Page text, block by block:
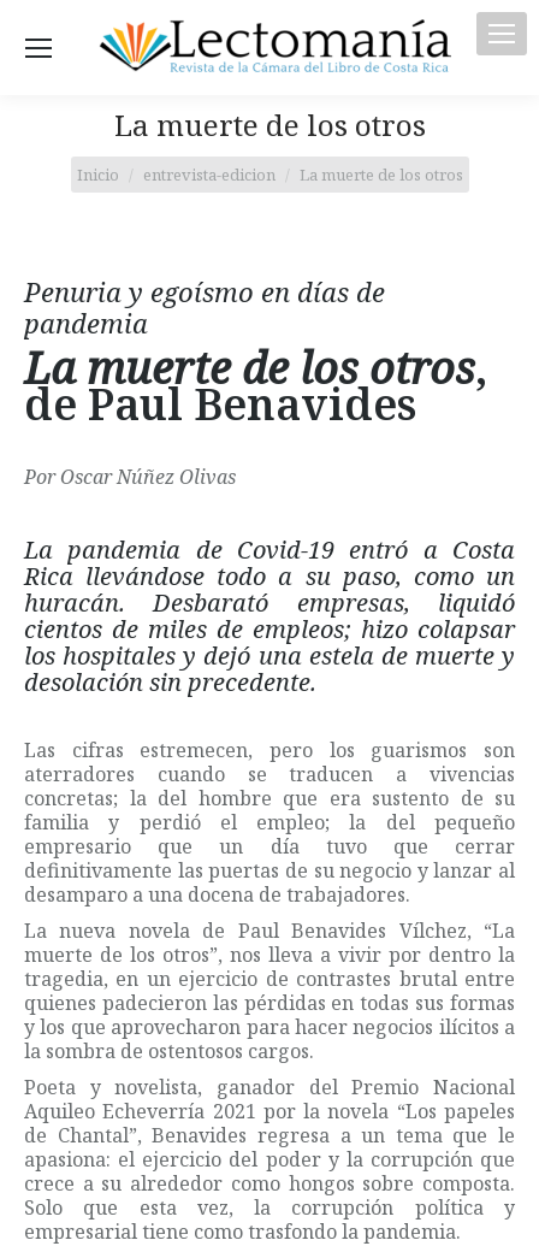
La muerte de los otros
Estás aquí:
Inicio entrevista-edicion La muerte de los otros
Penuria y egoísmo en días de
pandemia
La muerte de los otros,
de Paul Benavides
Por Oscar Núñez Olivas
La pandemia de Covid-19 entró a Costa
Rica llevándose todo a su paso, como un
huracán. Desbarató empresas, liquidó
cientos de miles de empleos; hizo colapsar
los hospitales y dejó una estela de muerte y
desolación sin precedente.
Las cifras estremecen, pero los guarismos son
aterradores cuando se traducen a vivencias
concretas; la del hombre que era sustento de su
familia y perdió el empleo; la del pequeño
empresario que un día tuvo que cerrar
definitivamente las puertas de su negocio y lanzar al
desamparo a una docena de trabajadores.
La nueva novela de Paul Benavides Vílchez, “La
muerte de los otros”, nos lleva a vivir por dentro la
tragedia, en un ejercicio de contrastes brutal entre
quienes padecieron las pérdidas en todas sus formas
y los que aprovecharon para hacer negocios ilícitos a
la sombra de ostentosos cargos.
Poeta y novelista, ganador del Premio Nacional
Aquileo Echeverría 2021 por la novela “Los papeles
de Chantal”, Benavides regresa a un tema que le
apasiona: el ejercicio del poder y la corrupción que
crece a su alrededor como hongos sobre composta.
Solo que esta vez, la corrupción política y
empresarial tiene como trasfondo la pandemia.